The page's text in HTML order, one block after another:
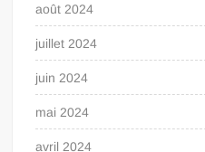
août 2024
juillet 2024
juin 2024
mai 2024
avril 2024